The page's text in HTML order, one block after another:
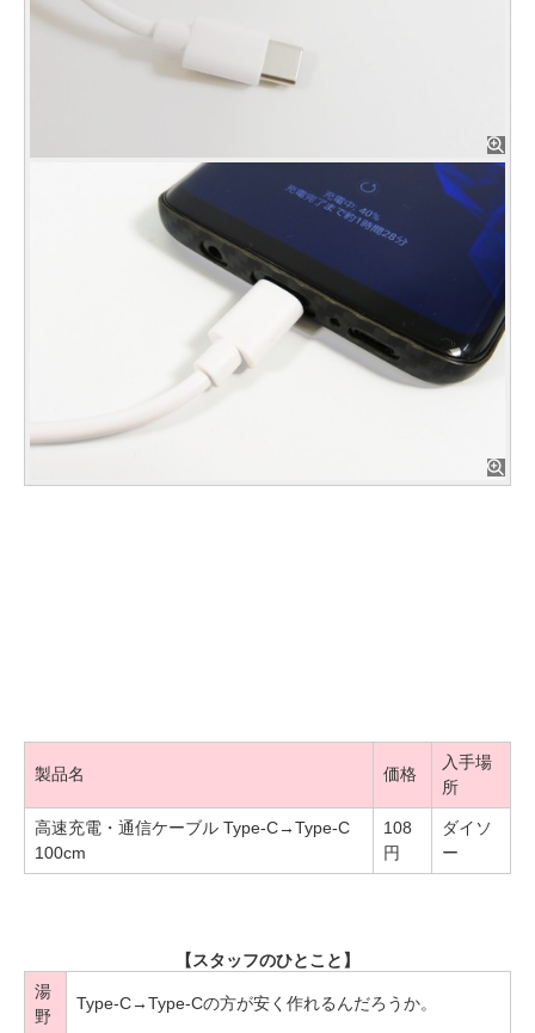
製品名 価格
入手場
所
高速充電・通信ケーブル Type-C→Type-C
100cm
108
円
ダイソ
ー
【スタッフのひとこと】
湯
野
Type-C→Type-Cの方が安く作れるんだろうか。